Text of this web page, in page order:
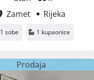
Zamet
Rijeka
1 sobe 1 kupaonice
Prodaja